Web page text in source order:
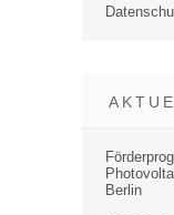
Berlin